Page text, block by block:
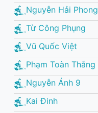
Nguyễn Hải Phong
Từ Công Phụng
Vũ Quốc Việt
Phạm Toàn Thắng
Nguyễn Ánh 9
Kai Đinh